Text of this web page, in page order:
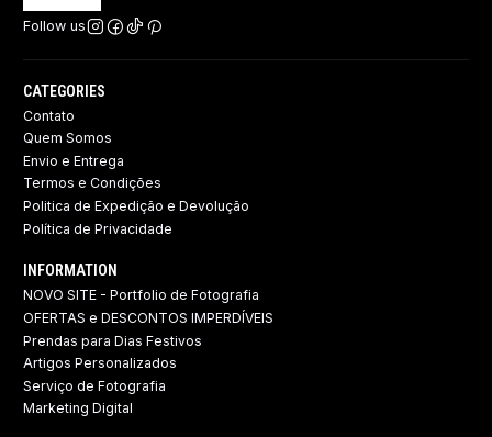
Follow us
CATEGORIES
Contato
Quem Somos
Envio e Entrega
Termos e Condições
Politica de Expedição e Devolução ​
Política de Privacidade
INFORMATION
NOVO SITE - Portfolio de Fotografia
OFERTAS e DESCONTOS IMPERDÍVEIS
Prendas para Dias Festivos
Artigos Personalizados
Serviço de Fotografia
Marketing Digital